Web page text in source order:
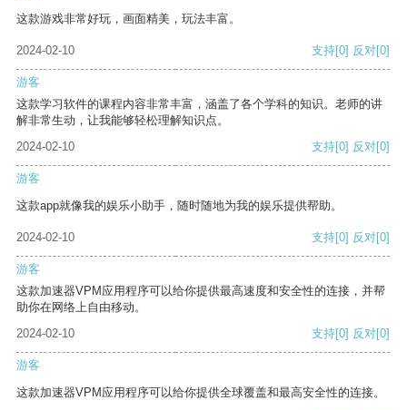
这款游戏非常好玩，画面精美，玩法丰富。
2024-02-10 支持[0] 反对[0]
游客
这款学习软件的课程内容非常丰富，涵盖了各个学科的知识。老师的讲
解非常生动，让我能够轻松理解知识点。
2024-02-10
支持[0] 反对[0]
游客
这款app就像我的娱乐小助手，随时随地为我的娱乐提供帮助。
2024-02-10 支持[0] 反对[0]
游客
这款加速器VPM应用程序可以给你提供最高速度和安全性的连接，并帮
助你在网络上自由移动。
2024-02-10
支持[0] 反对[0]
游客
这款加速器VPM应用程序可以给你提供全球覆盖和最高安全性的连接。